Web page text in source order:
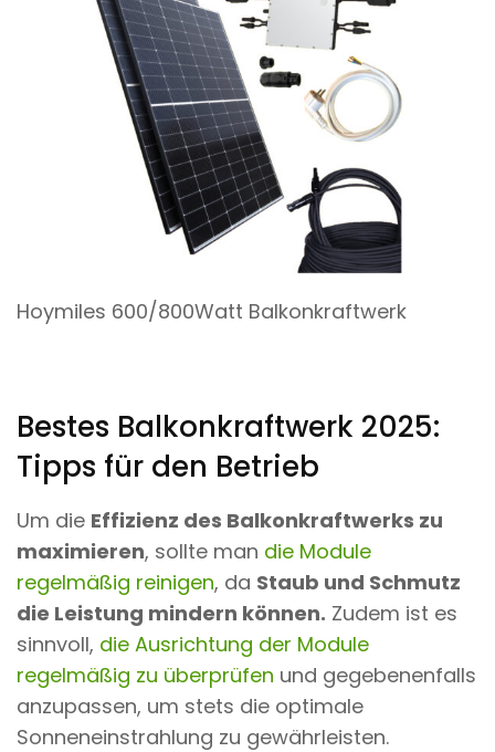
Hoymiles 600/800Watt Balkonkraftwerk
Bestes Balkonkraftwerk 2025:
Tipps für den Betrieb
Um die Effizienz des Balkonkraftwerks zu
maximieren, sollte man die Module
regelmäßig reinigen, da Staub und Schmutz
die Leistung mindern können. Zudem ist es
sinnvoll, die Ausrichtung der Module
regelmäßig zu überprüfen und gegebenenfalls
anzupassen, um stets die optimale
Sonneneinstrahlung zu gewährleisten.